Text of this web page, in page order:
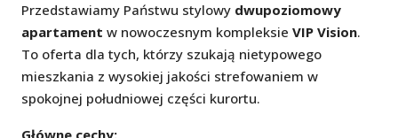
Przedstawiamy Państwu stylowy dwupoziomowy
apartament w nowoczesnym kompleksie VIP Vision.
To oferta dla tych, którzy szukają nietypowego
mieszkania z wysokiej jakości strefowaniem w
spokojnej południowej części kurortu.